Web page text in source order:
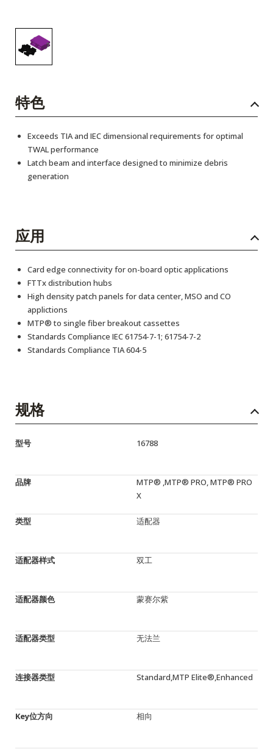
特色
Exceeds TIA and IEC dimensional requirements for optimal
TWAL performance
Latch beam and interface designed to minimize debris
generation
应用
Card edge connectivity for on-board optic applications
FTTx distribution hubs
High density patch panels for data center, MSO and CO
applictions
MTP® to single fiber breakout cassettes
Standards Compliance IEC 61754-7-1; 61754-7-2
Standards Compliance TIA 604-5
规格
型号 16788
品牌
MTP® ,MTP® PRO, MTP® PRO
X
类型 适配器
适配器样式 双工
适配器颜色 蒙赛尔紫
适配器类型 无法兰
连接器类型 Standard,MTP Elite®,Enhanced
Key位方向 相向